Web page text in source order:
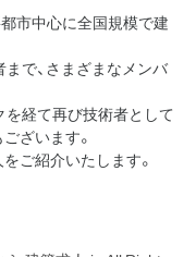
市中心に全国規模で建
で、さまざまなメンバ
を経て再び技術者として
ざいます。
ご紹介いたします。